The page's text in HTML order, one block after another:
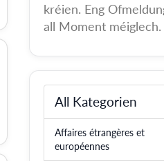
kréien. Eng
all Moment méiglech.
All Kategorien
Affaires étrangères et
européennes